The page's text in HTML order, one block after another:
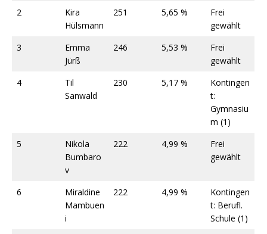
2
Kira
Hülsmann
251 5,65 %
Frei
gewählt
3
Emma
Jürß
246 5,53 %
Frei
gewählt
4
Til
Sanwald
230 5,17 %
Kontingen
t:
Gymnasiu
m (1)
5
Nikola
Bumbaro
v
222 4,99 %
Frei
gewählt
6
Miraldine
Mambuen
i
222 4,99 %
Kontingen
t: Berufl.
Schule (1)